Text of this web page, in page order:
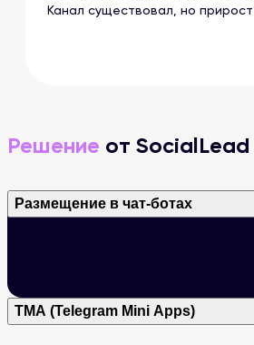
Канал существовал, но
Решение от SocialLead
Размещение в чат-ботах
TMA (Telegram Mini Apps)